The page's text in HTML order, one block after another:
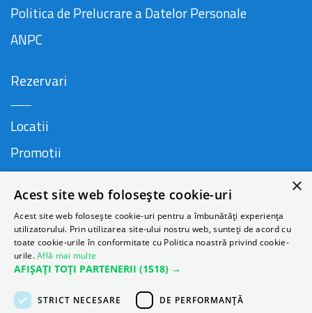
Politica de Prelucrare a Datelor Personale
ANPC
Rezervari
Locatii
Promotii
Companie
Contact
Despre Autonom
×
Acest site web folosește cookie-uri
Acest site web folosește cookie-uri pentru a îmbunătăți experiența
utilizatorului. Prin utilizarea site-ului nostru web, sunteți de acord cu
toate cookie-urile în conformitate cu Politica noastră privind cookie-
urile.Află mai multe
AFIȘAȚI TOȚI PARTENERII (1518) →
STRICT NECESARE DE PERFORMANȚĂ